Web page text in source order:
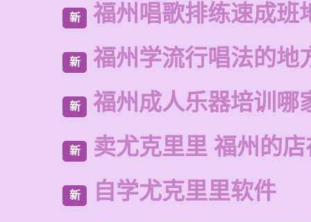
新 福州唱歌排练速成班
新 福州学流行唱法的地
新 福州成人乐器培训哪
新 卖尤克里里 福州的
新 自学尤克里里软件